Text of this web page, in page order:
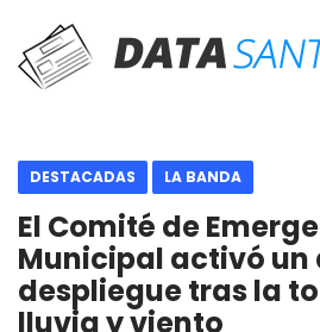
DESTACADAS LA BANDA
El Comité de
Municipal activó un
despliegue tras la
lluvia y viento